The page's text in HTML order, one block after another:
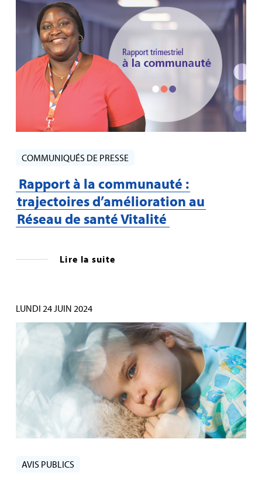
COMMUNIQUÉS DE PRESSE
Rapport à la communauté :
trajectoires d’amélioration au
Réseau de santé Vitalité
Lire la suite
LUNDI 24 JUIN 2024
AVIS PUBLICS